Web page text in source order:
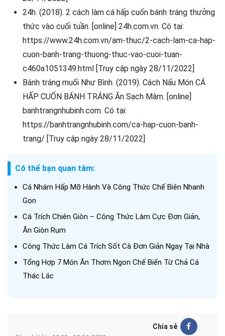
24h. (2018). 2 cách làm cá hấp cuốn bánh tráng thưởng
thức vào cuối tuần. [online] 24h.com.vn. Có tại:
https://www.24h.com.vn/am-thuc/2-cach-lam-ca-hap-
cuon-banh-trang-thuong-thuc-vao-cuoi-tuan-
c460a1051349.html [Truy cập ngày 28/11/2022]
Bánh tráng muối Như Bình. (2019). Cách Nấu Món CÁ
HẤP CUỐN BÁNH TRÁNG Ăn Sạch Mâm. [online]
banhtrangnhubinh.com. Có tại:
https://banhtrangnhubinh.com/ca-hap-cuon-banh-
trang/ [Truy cập ngày 28/11/2022]
Có thể bạn quan tâm:
Cá Nhám Hấp Mỡ Hành Và Công Thức Chế Biên Nhanh
Gọn
Cá Trích Chiên Giòn – Công Thức Làm Cực Đơn Giản,
Ăn Giòn Rụm
Công Thức Làm Cá Trích Sốt Cà Đơn Giản Ngay Tại Nhà
Tổng Hợp 7 Món Ăn Thơm Ngon Chế Biến Từ Chả Cá
Thác Lác
Chia sẻ